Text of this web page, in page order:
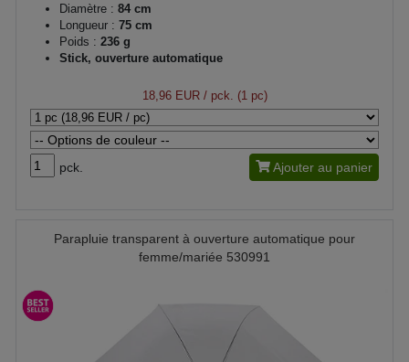
Diamètre : 84 cm
Longueur : 75 cm
Poids : 236 g
Stick, ouverture automatique
18,96 EUR/ pck. (1 pc)
pck. Ajouter au panier
Parapluie transparent à ouverture automatique pour
femme/mariée 530991